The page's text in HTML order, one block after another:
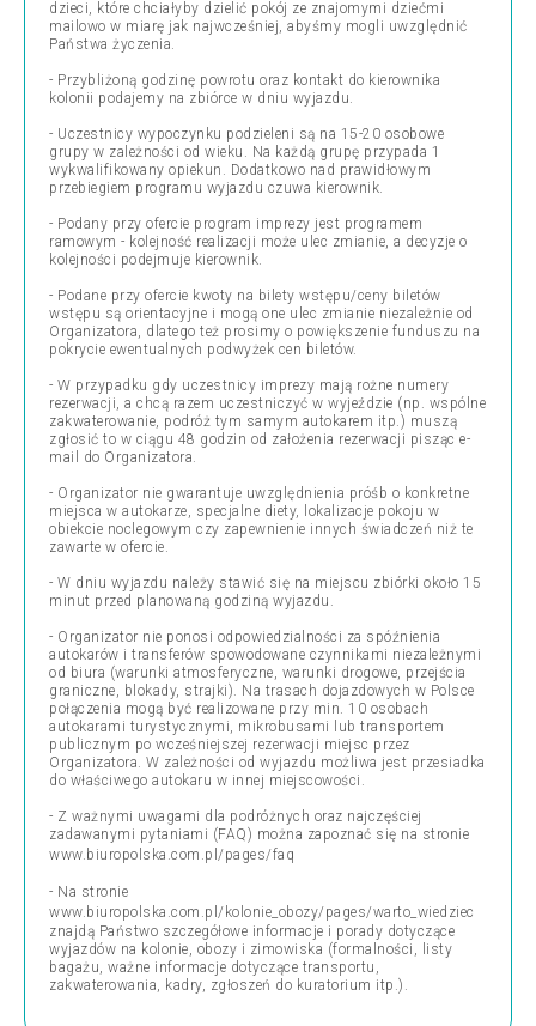
dzieci, które chciałyby dzielić pokój ze znajomymi dziećmi
mailowo w miarę jak najwcześniej, abyśmy mogli uwzględnić
Państwa życzenia.
- Przybliżoną godzinę powrotu oraz kontakt do kierownika
kolonii podajemy na zbiórce w dniu wyjazdu.
- Uczestnicy wypoczynku podzieleni są na 15-20 osobowe
grupy w zależności od wieku. Na każdą grupę przypada 1
wykwalifikowany opiekun. Dodatkowo nad prawidłowym
przebiegiem programu wyjazdu czuwa kierownik.
- Podany przy ofercie program imprezy jest programem
ramowym - kolejność realizacji może ulec zmianie, a decyzje o
kolejności podejmuje kierownik.
- Podane przy ofercie kwoty na bilety wstępu/ceny biletów
wstępu są orientacyjne i mogą one ulec zmianie niezależnie od
Organizatora, dlatego też prosimy o powiększenie funduszu na
pokrycie ewentualnych podwyżek cen biletów.
- W przypadku gdy uczestnicy imprezy mają rożne numery
rezerwacji, a chcą razem uczestniczyć w wyjeździe (np. wspólne
zakwaterowanie, podróż tym samym autokarem itp.) muszą
zgłosić to w ciągu 48 godzin od założenia rezerwacji pisząc e-
mail do Organizatora.
- Organizator nie gwarantuje uwzględnienia próśb o konkretne
miejsca w autokarze, specjalne diety, lokalizacje pokoju w
obiekcie noclegowym czy zapewnienie innych świadczeń niż te
zawarte w ofercie.
- W dniu wyjazdu należy stawić się na miejscu zbiórki około 15
minut przed planowaną godziną wyjazdu.
- Organizator nie ponosi odpowiedzialności za spóźnienia
autokarów i transferów spowodowane czynnikami niezależnymi
od biura (warunki atmosferyczne, warunki drogowe, przejścia
graniczne, blokady, strajki). Na trasach dojazdowych w Polsce
połączenia mogą być realizowane przy min. 10 osobach
autokarami turystycznymi, mikrobusami lub transportem
publicznym po wcześniejszej rezerwacji miejsc przez
Organizatora. W zależności od wyjazdu możliwa jest przesiadka
do właściwego autokaru w innej miejscowości.
- Z ważnymi uwagami dla podróżnych oraz najczęściej
zadawanymi pytaniami (FAQ) można zapoznać się na stronie
www.biuropolska.com.pl/pages/faq
- Na stronie
www.biuropolska.com.pl/kolonie_obozy/pages/warto_wiedziec
znajdą Państwo szczegółowe informacje i porady dotyczące
wyjazdów na kolonie, obozy i zimowiska (formalności, listy
bagażu, ważne informacje dotyczące transportu,
zakwaterowania, kadry, zgłoszeń do kuratorium itp.).